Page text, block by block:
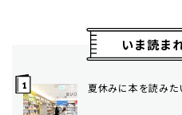
いま読ま
夏休みに本を読み